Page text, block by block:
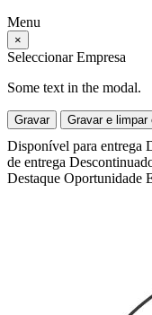
Menu
×
Seleccionar Empresa
Some text in the modal.
Gravar Gravar e limpar
Disponível para entrega
de entrega
Destaque Oportunidade